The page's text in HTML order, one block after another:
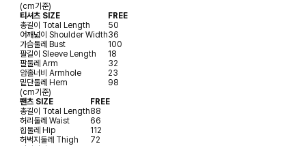
(cm기준)
티셔츠 SIZE
FREE
총길이 Total Length
50
어깨넓이 Shoulder Width36
가슴둘레 Bust
100
팔길이 Sleeve Length
18
팔둘레 Arm
32
암홀너비 Armhole
23
밑단둘레 Hem
98
(cm기준)
팬츠 SIZE
FREE
총길이 Total Length88
허리둘레 Waist
66
힙둘레 Hip
112
허벅지둘레 Thigh
72